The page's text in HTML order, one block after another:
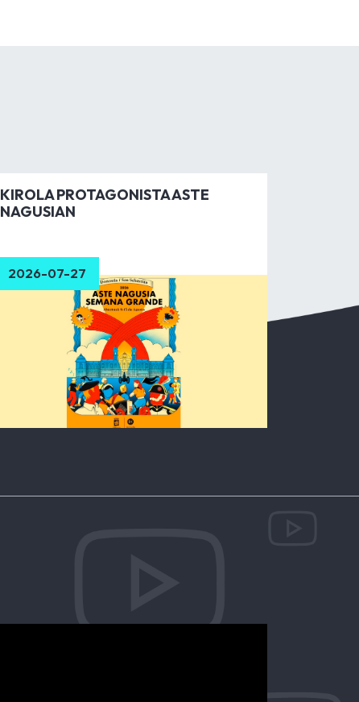
KIROLA PROTAGONISTA ASTE
NAGUSIAN
2026-07-27